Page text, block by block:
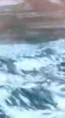
Video